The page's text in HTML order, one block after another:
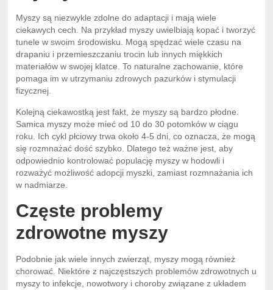
Myszy są niezwykle zdolne do adaptacji i mają wiele
ciekawych cech. Na przykład myszy uwielbiają kopać i tworzyć
tunele w swoim środowisku. Mogą spędzać wiele czasu na
drapaniu i przemieszczaniu trocin lub innych miękkich
materiałów w swojej klatce. To naturalne zachowanie, które
pomaga im w utrzymaniu zdrowych pazurków i stymulacji
fizycznej.
Kolejną ciekawostką jest fakt, że myszy są bardzo płodne.
Samica myszy może mieć od 10 do 30 potomków w ciągu
roku. Ich cykl płciowy trwa około 4-5 dni, co oznacza, że mogą
się rozmnażać dość szybko. Dlatego też ważne jest, aby
odpowiednio kontrolować populację myszy w hodowli i
rozważyć możliwość adopcji myszki, zamiast rozmnażania ich
w nadmiarze.
Częste problemy
zdrowotne myszy
Podobnie jak wiele innych zwierząt, myszy mogą również
chorować. Niektóre z najczęstszych problemów zdrowotnych u
myszy to infekcje, nowotwory i choroby związane z układem